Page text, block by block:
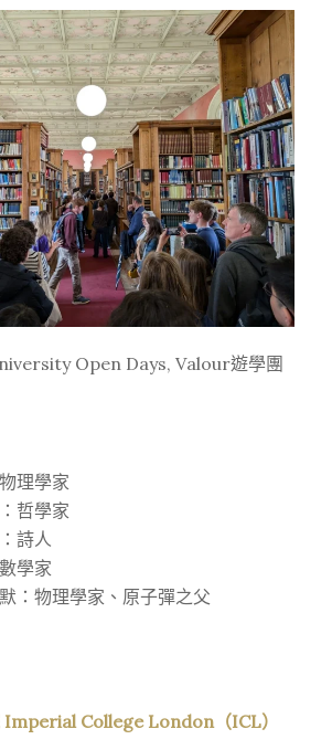
Open Days, Valour遊學團
理學家
哲學家
詩人
學家
：物理學家、原子彈之父
Imperial College London（ICL）